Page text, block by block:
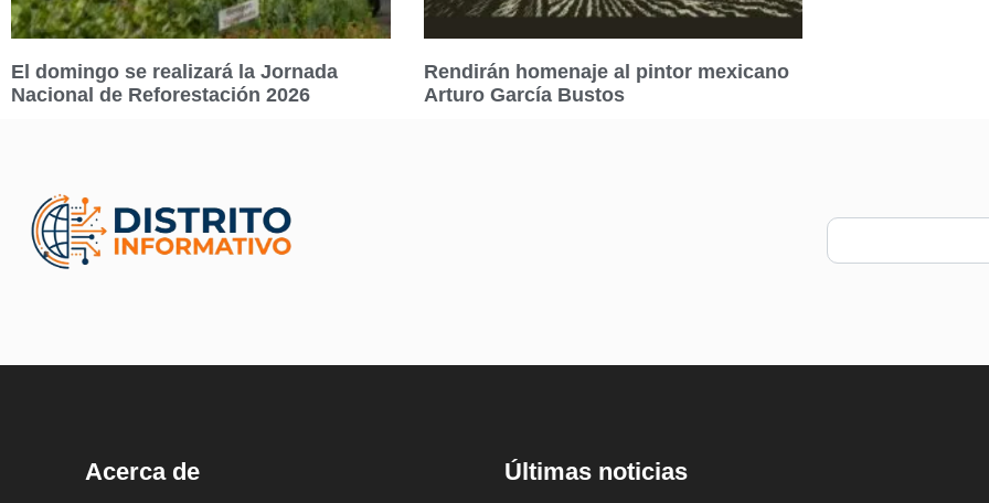
El domingo se realizará la Jornada
Nacional de Reforestación 2026
Rendirán homenaje al pintor mexicano
Arturo García Bustos
Acerca de Últimas noticias